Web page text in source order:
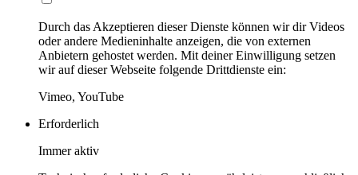
Durch das Akzeptieren dieser Dienste können wir dir Videos
oder andere Medieninhalte anzeigen, die von externen
Anbietern gehostet werden. Mit deiner Einwilligung setzen
wir auf dieser Webseite folgende Drittdienste ein:
Vimeo, YouTube
Erforderlich
Immer aktiv